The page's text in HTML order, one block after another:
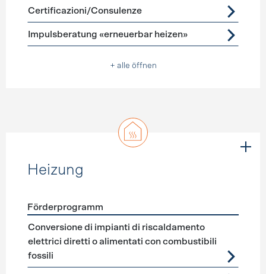
Förderprogramme Beratung
Certificazioni/Consulenze
Impulsberatung «erneuerbar heizen»
+ alle öffnen
Heizung
Förderprogramme Heizung
Förderprogramm
Conversione di impianti di riscaldamento
elettrici diretti o alimentati con combustibili
fossili